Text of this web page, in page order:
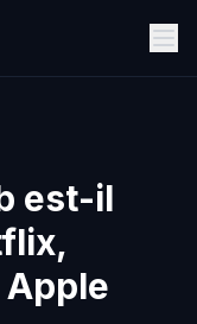
est-il
Apple